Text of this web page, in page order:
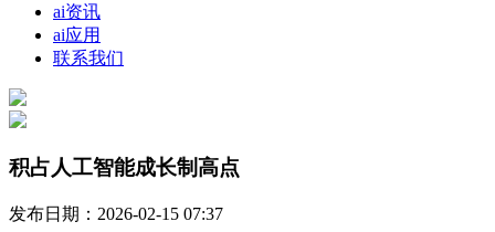
ai资讯
ai应用
联系我们
积占人工智能成长制高点
发布日期：2026-02-15 07:37